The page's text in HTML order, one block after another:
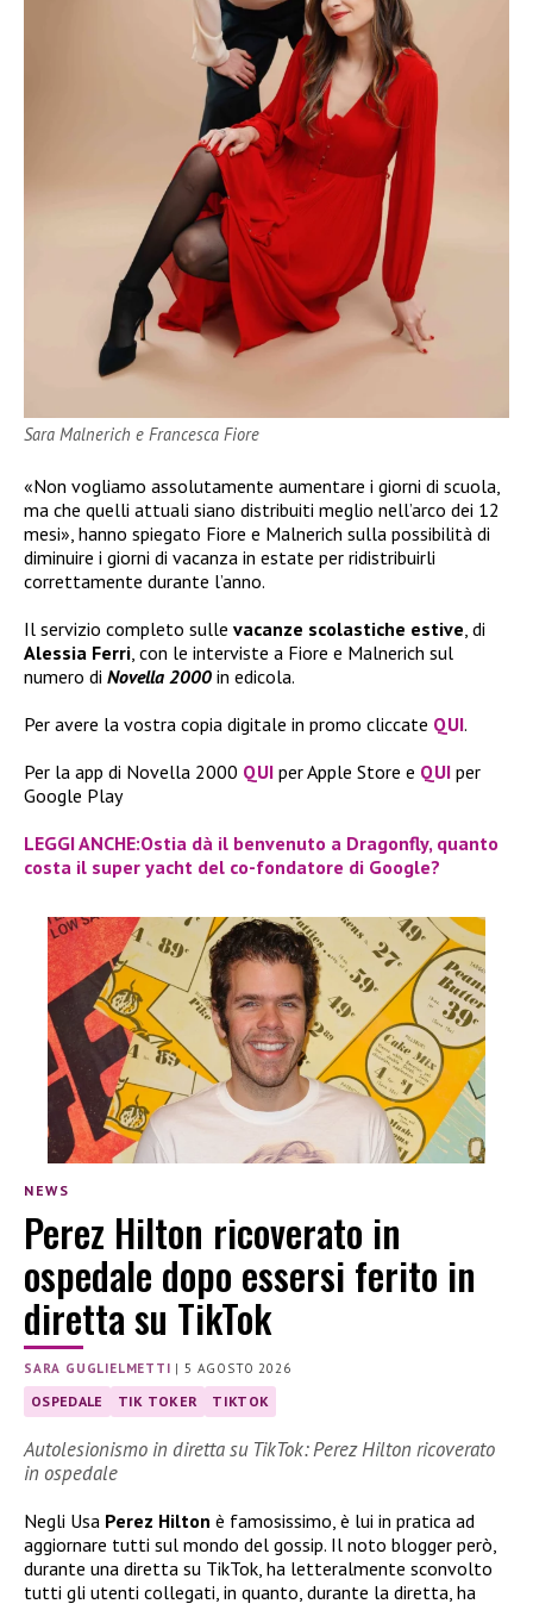
Sara Malnerich e Francesca Fiore
«Non vogliamo assolutamente aumentare i giorni di scuola,
ma che quelli attuali siano distribuiti meglio nell’arco dei 12
mesi», hanno spiegato Fiore e Malnerich sulla possibilità di
diminuire i giorni di vacanza in estate per ridistribuirli
correttamente durante l’anno.
Il servizio completo sulle vacanze scolastiche estive , di
Alessia Ferri , con le interviste a Fiore e Malnerich sul
numero di Novella 2000 in edicola.
Per avere la vostra copia digitale in promo cliccate QUI.
Per la app di Novella 2000 QUI per Apple Store e QUI per
Google Play
LEGGI ANCHE:Ostia dà il benvenuto a Dragonfly, quanto
costa il super yacht del co-fondatore di Google?
NEWS
Perez Hilton ricoverato in
ospedale dopo essersi ferito in
diretta su TikTok
SARA GUGLIELMETTI |5 AGOSTO 2026
OSPEDALE TIK TOKER TIKTOK
Autolesionismo in diretta su TikTok: Perez Hilton ricoverato
in ospedale
Negli Usa Perez Hilton è famosissimo, è lui in pratica ad
aggiornare tutti sul mondo del gossip. Il noto blogger però,
durante una diretta su TikTok, ha letteralmente sconvolto
tutti gli utenti collegati, in quanto, durante la diretta, ha